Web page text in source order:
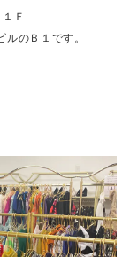
Ｆ
のＢ１です。